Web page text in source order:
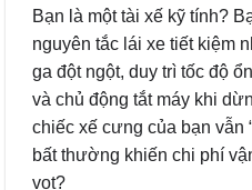
Bạn là một tài xế kỹ tính?
nguyên tắc lái xe tiết kiệm
ga đột ngột, duy trì tốc độ
và chủ động tắt máy khi
chiếc xế cưng của bạn vẫn
bất thường khiến chi phí
vọt?